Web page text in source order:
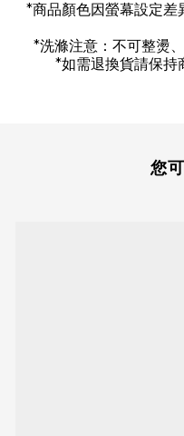
*商品顏色因螢幕設定差
*洗滌注意：不可整燙
*如需退換貨請保持
您